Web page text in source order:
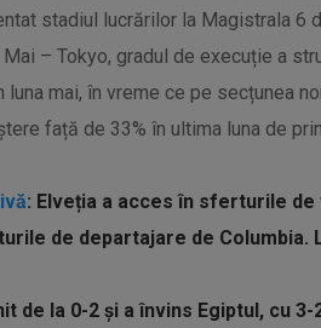
stadiul lucrărilor la Magistrala 6
– Tokyo, gradul de execuție a
luna mai, în vreme ce pe secțunea
față de 33% în ultima luna de
: Elveția a acces în sferturile de
de departajare de Columbia.
de la 0-2 și a învins Egiptul, cu